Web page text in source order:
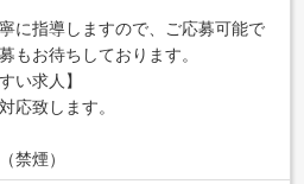
に指導しますので、ご応募可能で
お待ちしております。
い求人】
応致します。
禁煙）